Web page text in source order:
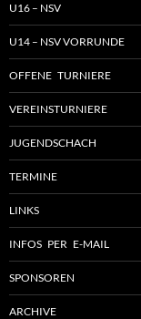
U16 – NSV
U14 – NSV VORRUNDE
OFFENE TURNIERE
VEREINSTURNIERE
JUGENDSCHACH
TERMINE
LINKS
INFOS PER E-MAIL
SPONSOREN
ARCHIVE